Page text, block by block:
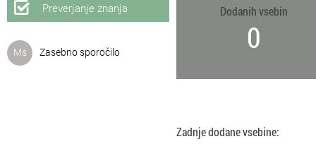
Preverjanje znanja
Ms Zasebno sporočilo
Dodanih vsebin
0
Zadnje dodane vsebine: